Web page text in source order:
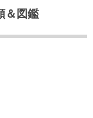
＆図鑑